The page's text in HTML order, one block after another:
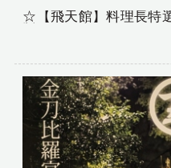
☆【飛天館】料理長特